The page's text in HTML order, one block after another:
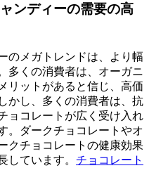
ンディーの需要の高
のメガトレンドは、より幅
多くの消費者は、オーガニ
リットがあると信じ、高価
かし、多くの消費者は、抗
ョコレートが広く受け入れ
。ダークチョコレートやオ
クチョコレートの健康効果
しています。 チョコレート